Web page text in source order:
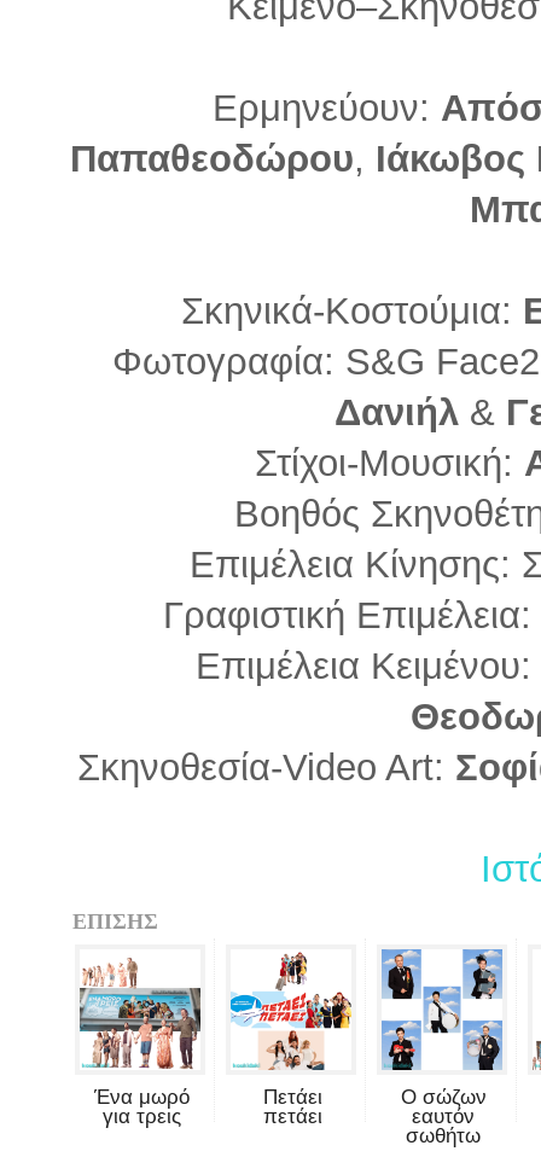
Ερμηνεύουν:
Παπαθεοδώρου, Ιάκωβος
Σκηνικά-Κοστούμια:
Φωτογραφία: S&G
Δανιήλ&
Στίχοι-Μουσική:
Βοηθός
Επιμέλεια Κίνησης:
Γραφιστική Επιμέλεια:
Επιμέλεια Κειμένου:
Σκηνοθεσία-Video Art:
ΕΠΙΣΗΣ
Ένα μωρό
για τρεις
Πετάει
πετάει
Ο σώζων
εαυτόν
σωθήτω